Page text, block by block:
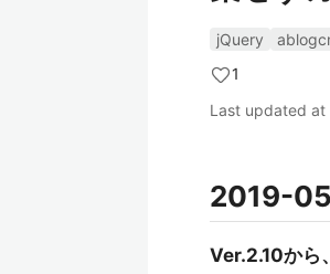
jQuery
1
Last updated at
2019-
Ver.2.10から